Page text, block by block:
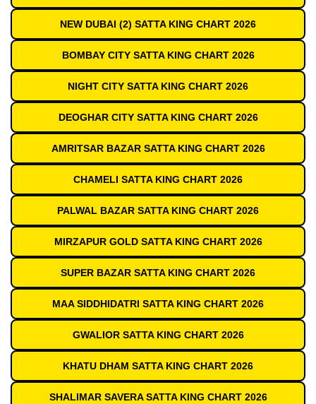
NEW DUBAI (2) SATTA KING CHART 2026
BOMBAY CITY SATTA KING CHART 2026
NIGHT CITY SATTA KING CHART 2026
DEOGHAR CITY SATTA KING CHART 2026
AMRITSAR BAZAR SATTA KING CHART 2026
CHAMELI SATTA KING CHART 2026
PALWAL BAZAR SATTA KING CHART 2026
MIRZAPUR GOLD SATTA KING CHART 2026
SUPER BAZAR SATTA KING CHART 2026
MAA SIDDHIDATRI SATTA KING CHART 2026
GWALIOR SATTA KING CHART 2026
KHATU DHAM SATTA KING CHART 2026
SHALIMAR SAVERA SATTA KING CHART 2026